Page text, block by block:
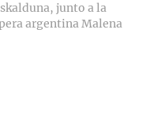
junto a la
argentina Malena